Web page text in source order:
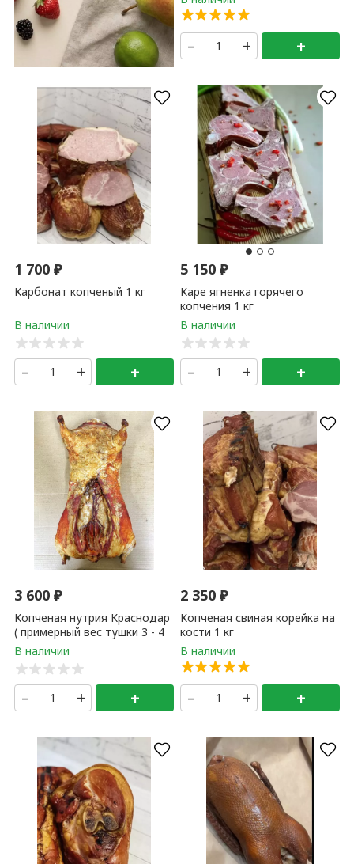
– + +
1 700₽
Карбонат копченый 1 кг
– + +
5 150₽
Каре ягненка горячего
копчения 1 кг
– + +
3 600₽
Копченая нутрия Краснодар
( примерный вес тушки 3 - 4
кг ) 1 кг
– + +
2 350₽
Копченая свиная корейка на
кости 1 кг
– + +